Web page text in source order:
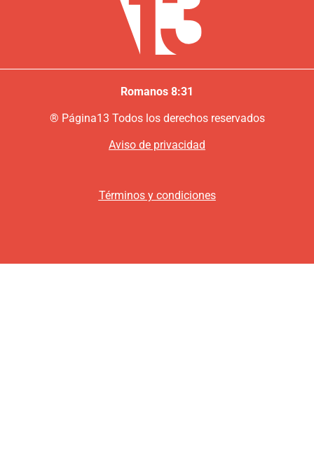
Romanos 8:31
® Página13 Todos los derechos reservados
Aviso de privacidad
Términos y condiciones